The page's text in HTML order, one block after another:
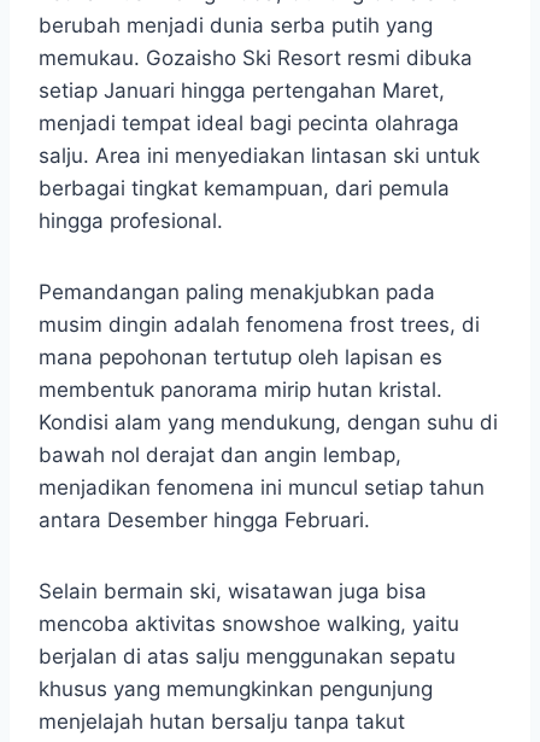
berubah menjadi dunia serba putih yang
memukau. Gozaisho Ski Resort resmi dibuka
setiap Januari hingga pertengahan Maret,
menjadi tempat ideal bagi pecinta olahraga
salju. Area ini menyediakan lintasan ski untuk
berbagai tingkat kemampuan, dari pemula
hingga profesional.
Pemandangan paling menakjubkan pada
musim dingin adalah fenomena frost trees, di
mana pepohonan tertutup oleh lapisan es
membentuk panorama mirip hutan kristal.
Kondisi alam yang mendukung, dengan suhu di
bawah nol derajat dan angin lembap,
menjadikan fenomena ini muncul setiap tahun
antara Desember hingga Februari.
Selain bermain ski, wisatawan juga bisa
mencoba aktivitas snowshoe walking, yaitu
berjalan di atas salju menggunakan sepatu
khusus yang memungkinkan pengunjung
menjelajah hutan bersalju tanpa takut